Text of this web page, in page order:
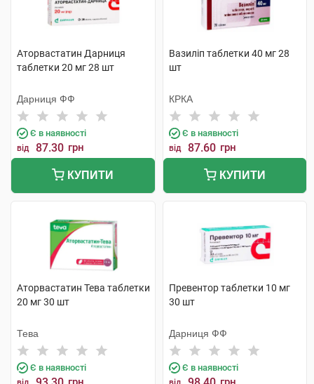
Аторвастатин Дарниця
таблетки 20 мг 28 шт
Дарниця ФФ
Є в наявності
від 87.30 грн
КУПИТИ
Вазиліп таблетки 40 мг 28
шт
КРКА
Є в наявності
від 87.60 грн
КУПИТИ
Аторвастатин Тева таблетки
20 мг 30 шт
Тева
Є в наявності
Превентор таблетки 10 мг
30 шт
Дарниця ФФ
Є в наявності